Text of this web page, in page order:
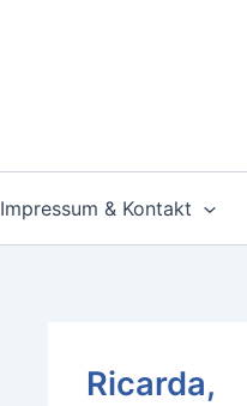
Impressum & Kontakt
Ricarda,